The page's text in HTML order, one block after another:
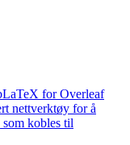
for Overleaf
nettverktøy for å
kobles til